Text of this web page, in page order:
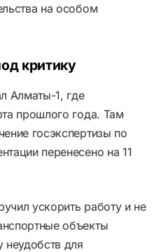
на особом
критику
Алматы-1, где
прошлого года. Там
госэкспертизы по
перенесено на 11
ускорить работу и не
объекты
неудобств для